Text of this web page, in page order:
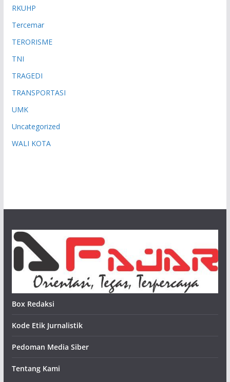
RKUHP
Tercemar
TERORISME
TNI
TRAGEDI
TRANSPORTASI
UMK
Uncategorized
WALI KOTA
Box Redaksi
Kode Etik Jurnalistik
Pedoman Media Siber
Tentang Kami